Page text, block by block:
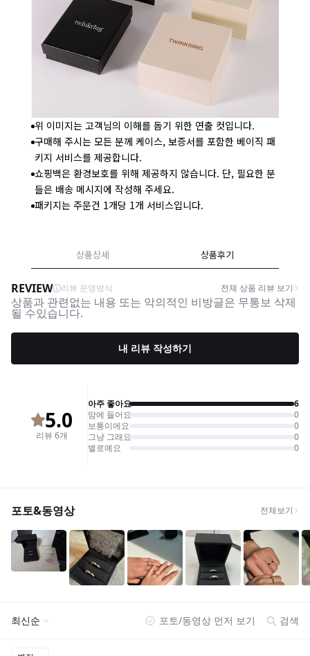
위 이미지는 고객님의 이해를 돕기 위한 연출 컷입니다.
구매해 주시는 모든 분께 케이스, 보증서를 포함한 베이직 패
키지 서비스를 제공합니다.
쇼핑백은 환경보호를 위해 제공하지 않습니다. 단, 필요한 분
들은 배송 메시지에 작성해 주세요.
패키지는 주문건 1개당 1개 서비스입니다.
상품상세 상품후기